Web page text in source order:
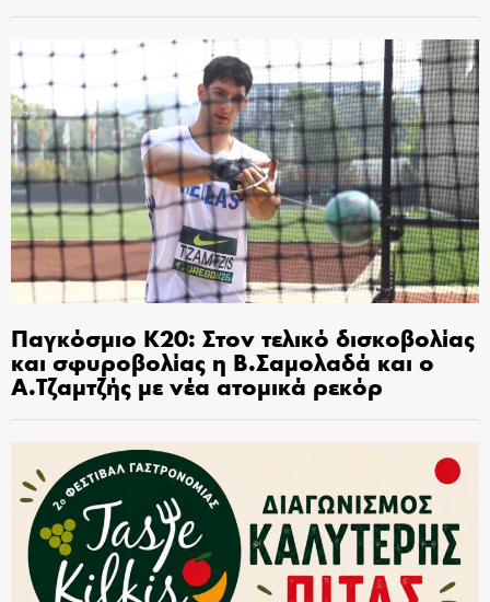
Παγκόσμιο Κ20: Στον τελικό δισκοβολίας
και σφυροβολίας η Β.Σαμολαδά και ο
Α.Τζαμτζής με νέα ατομικά ρεκόρ